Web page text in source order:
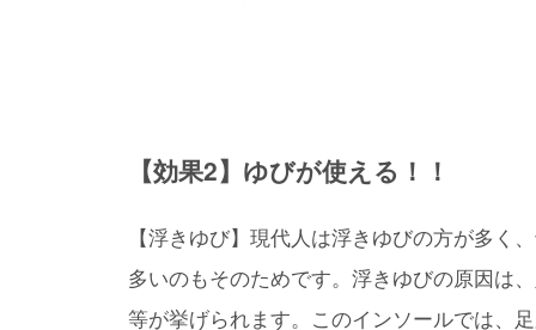
【効果2】ゆびが使える！！
【浮きゆび】現代人は浮きゆびの方が多く
多いのもそのためです。浮きゆびの原因は
等が挙げられます。このインソールでは、